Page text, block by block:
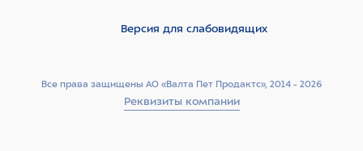
Все права защищены АО «Валта Пет Продактс», 2014 - 2026
Реквизиты компании
Версия для слабовидящих